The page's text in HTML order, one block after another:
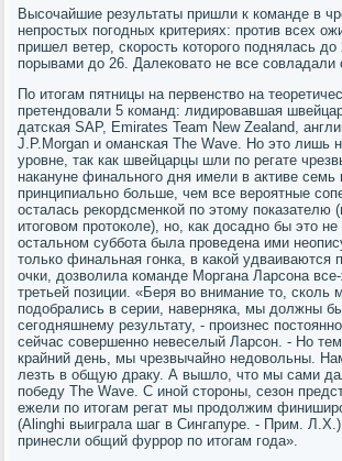
Высочайшие результаты пришли к команде в
непростых погодных критериях: против всех
пришел ветер, скорость которого поднялась до
порывами до 26. Далековато не все совладали
По итогам пятницы на первенство на
претендовали 5 команд: лидировавшая
датская SAP, Emirates Team New Zealand,
J.P.Morgan и оманская The Wave. Но это лишь
уровне, так как швейцарцы шли по регате
накануне финального дня имели в активе семь
принципиально больше, чем все вероятные
осталась рекордсменкой по этому показателю
итоговом протоколе), но, как досадно бы это
остальном суббота была проведена ими
только финальная гонка, в какой удваиваются
очки, дозволила команде Моргана Ларсона
третьей позиции. «Беря во внимание то,
подобрались в серии, наверняка, мы должны
сегодняшнему результату, - произнес
сейчас совершенно невеселый Ларсон. - Но
крайний день, мы чрезвычайно недовольны.
лезть в общую драку. А вышло, что мы сами
победу The Wave. С иной стороны, сезон
ежели по итогам регат мы продолжим
(Alinghi выиграла шаг в Сингапуре. - Прим.
принесли общий фуррор по итогам года».